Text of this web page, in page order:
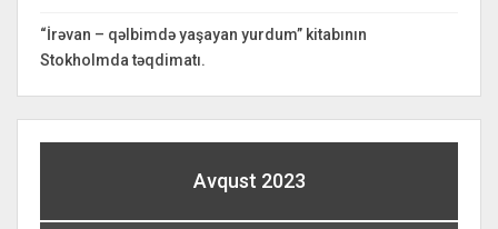
“İrəvan – qəlbimdə yaşayan yurdum” kitabının
Stokholmda təqdimatı.
Avqust 2023